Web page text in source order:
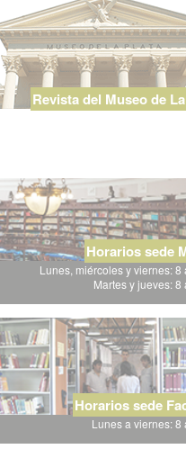
Revista del Museo de
Horarios sede
Lunes, miércoles y viernes: 8
Martes y jueves: 8
Horarios sede
Lunes a viernes: 8